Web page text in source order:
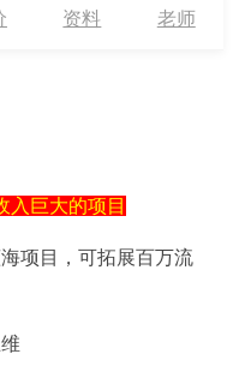
资料 老师
入巨大的项目
项目，可拓展百万流